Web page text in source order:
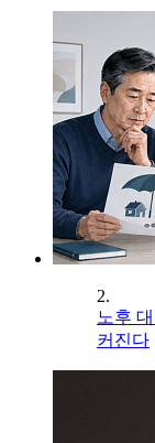
2.
노후
커진다